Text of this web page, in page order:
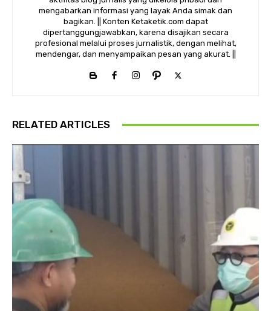
mengabarkan informasi yang layak Anda simak dan
bagikan. || Konten Ketaketik.com dapat
dipertanggungjawabkan, karena disajikan secara
profesional melalui proses jurnalistik, dengan melihat,
mendengar, dan menyampaikan pesan yang akurat. ||
RELATED ARTICLES